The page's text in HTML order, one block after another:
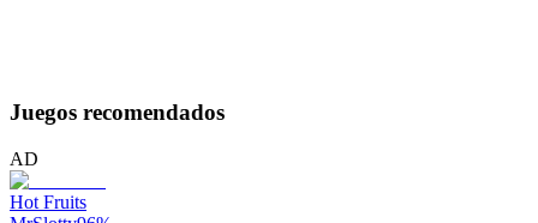
Juegos recomendados
AD
Hot Fruits